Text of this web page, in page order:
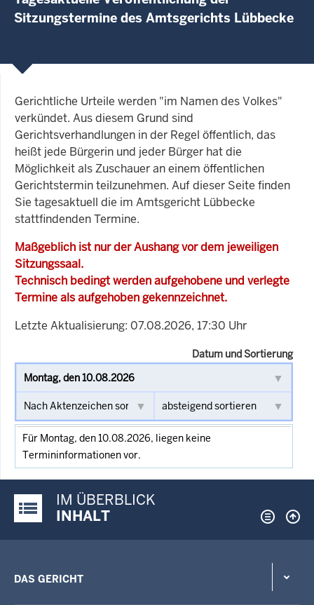
Sitzungstermine des Amtsgerichts Lübbecke
Gerichtliche Urteile werden "im Namen des Volkes"
verkündet. Aus diesem Grund sind
Gerichtsverhandlungen in der Regel öffentlich, das
heißt jede Bürgerin und jeder Bürger hat die
Möglichkeit als Zuschauer an einem öffentlichen
Gerichtstermin teilzunehmen. Auf dieser Seite finden
Sie tagesaktuell die im Amtsgericht Lübbecke
stattfindenden Termine.
Maßgeblich ist nur der Aushang vor dem jeweiligen
Sitzungssaal.
Technisch bedingt werden aufgehobene und verlegte
Termine als aufgehoben gekennzeichnet.
Letzte Aktualisierung: 07.08.2026, 17:30 Uhr
Datum und Sortierung
Für Montag, den 10.08.2026, liegen keine
Termininformationen vor.
Justiz-Portal im Überblick:
IM ÜBERBLICK
INHALT
DAS GERICHT